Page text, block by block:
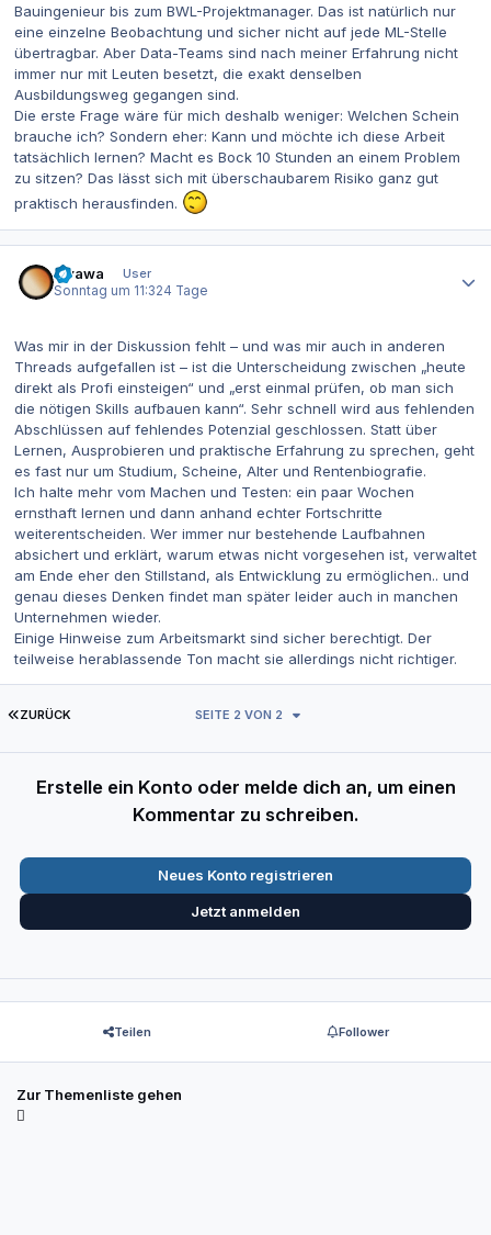
Bauingenieur bis zum BWL-Projektmanager. Das ist natürlich nur
eine einzelne Beobachtung und sicher nicht auf jede ML-Stelle
übertragbar. Aber Data-Teams sind nach meiner Erfahrung nicht
immer nur mit Leuten besetzt, die exakt denselben
Ausbildungsweg gegangen sind.
Die erste Frage wäre für mich deshalb weniger: Welchen Schein
brauche ich? Sondern eher: Kann und möchte ich diese Arbeit
tatsächlich lernen? Macht es Bock 10 Stunden an einem Problem
zu sitzen? Das lässt sich mit überschaubarem Risiko ganz gut
praktisch herausfinden.
awawa
User
Sonntag um 11:324 Tage
Was mir in der Diskussion fehlt – und was mir auch in anderen
Threads aufgefallen ist – ist die Unterscheidung zwischen „heute
direkt als Profi einsteigen“ und „erst einmal prüfen, ob man sich
die nötigen Skills aufbauen kann“. Sehr schnell wird aus fehlenden
Abschlüssen auf fehlendes Potenzial geschlossen. Statt über
Lernen, Ausprobieren und praktische Erfahrung zu sprechen, geht
es fast nur um Studium, Scheine, Alter und Rentenbiografie.
Ich halte mehr vom Machen und Testen: ein paar Wochen
ernsthaft lernen und dann anhand echter Fortschritte
weiterentscheiden. Wer immer nur bestehende Laufbahnen
absichert und erklärt, warum etwas nicht vorgesehen ist, verwaltet
am Ende eher den Stillstand, als Entwicklung zu ermöglichen.. und
genau dieses Denken findet man später leider auch in manchen
Unternehmen wieder.
Einige Hinweise zum Arbeitsmarkt sind sicher berechtigt. Der
teilweise herablassende Ton macht sie allerdings nicht richtiger.
ERSTE SEITE
ZURÜCK SEITE 2 VON 2
Erstelle ein Konto oder melde dich an, um einen
Kommentar zu schreiben.
Neues Konto registrieren
Jetzt anmelden
Teilen Follower
Zur Themenliste gehen